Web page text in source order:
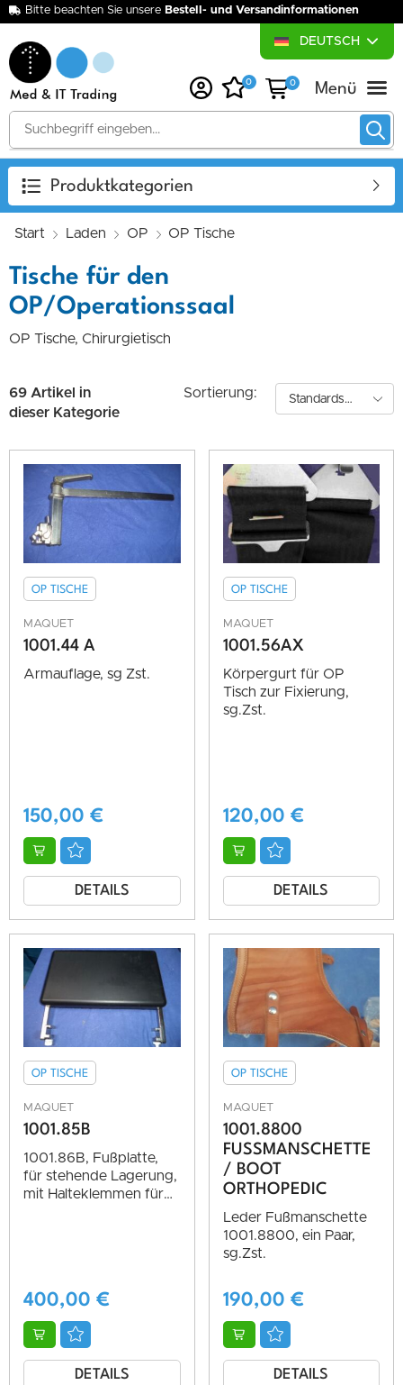
Bitte beachten Sie unsere Bestell- und Versandinformationen
DEUTSCH
0 0
Produktkategorien
Start Laden OP OP Tische
Tische für den
OP/Operationssaal
OP Tische, Chirurgietisch
69 Artikel in
dieser Kategorie
Sortierung:
OP TISCHE
MAQUET
1001.44 A
Armauflage, sg Zst.
150,00 €
DETAILS
OP TISCHE
MAQUET
1001.56AX
Körpergurt für OP
Tisch zur Fixierung,
sg.Zst.
120,00 €
DETAILS
OP TISCHE
MAQUET
1001.85B
1001.86B, Fußplatte,
für stehende Lagerung,
mit Halteklemmen für
400,00 €
DETAILS
OP TISCHE
MAQUET
1001.8800
FUSSMANSCHETTE /
BOOT O
RTHOPEDIC
Leder Fußmanschette
1001.8800, ein Paar,
sg.Zst.
190,00 €
DETAILS